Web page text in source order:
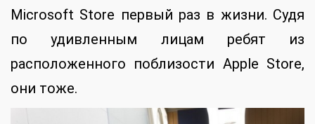
Microsoft Store первый раз в жизни. Судя
по удивленным лицам ребят из
расположенного поблизости Apple Store,
они тоже.